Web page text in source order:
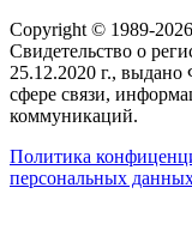
Copyright © 1989-
Свидетельство о
25.12.2020 г.,
сфере связи,
коммуникаций.
Политика
персональных